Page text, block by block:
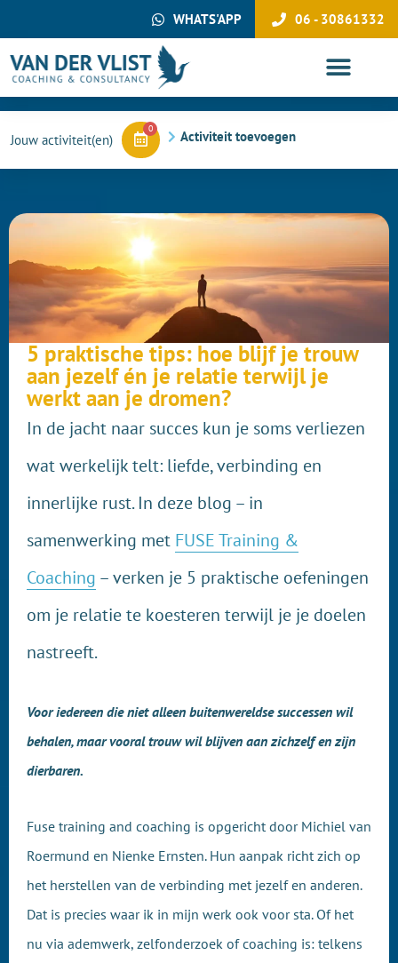
WHATS'APP 06 - 30861332
0 Activiteit toevoegen
5 praktische tips: hoe blijf je trouw
aan jezelf én je relatie terwijl je
werkt aan je dromen?
In de jacht naar succes kun je soms verliezen
wat werkelijk telt: liefde, verbinding en
innerlijke rust. In deze blog – in
samenwerking met FUSE Training &
Coaching – verken je 5 praktische oefeningen
om je relatie te koesteren terwijl je je doelen
nastreeft.
Voor iedereen die niet alleen buitenwereldse successen wil
behalen, maar vooral trouw wil blijven aan zichzelf en zijn
dierbaren.
Fuse training and coaching is opgericht door Michiel van
Roermund en Nienke Ernsten. Hun aanpak richt zich op
het herstellen van de verbinding met jezelf en anderen.
Dat is precies waar ik in mijn werk ook voor sta. Of het
nu via ademwerk, zelfonderzoek of coaching is: telkens